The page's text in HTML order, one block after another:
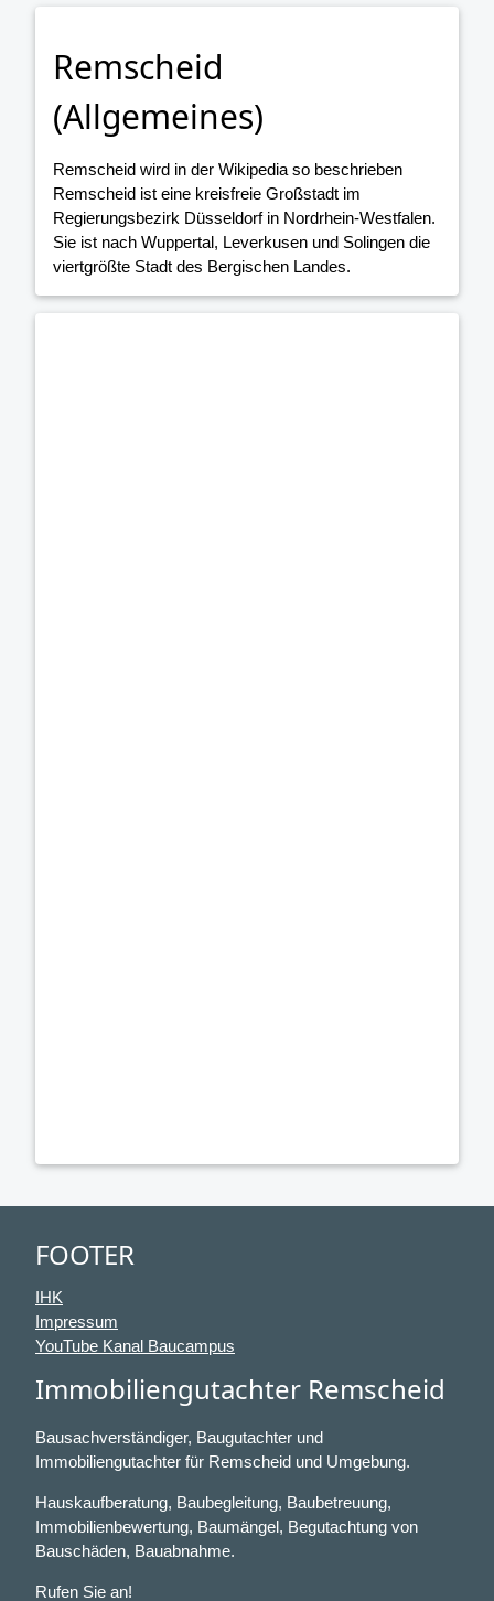
Remscheid
(Allgemeines)
Remscheid wird in der Wikipedia so beschrieben
Remscheid ist eine kreisfreie Großstadt im
Regierungsbezirk Düsseldorf in Nordrhein-Westfalen.
Sie ist nach Wuppertal, Leverkusen und Solingen die
viertgrößte Stadt des Bergischen Landes.
FOOTER
IHK
Impressum
YouTube Kanal Baucampus
Immobiliengutachter Remscheid
Bausachverständiger, Baugutachter und
Immobiliengutachter für Remscheid und Umgebung.
Hauskaufberatung, Baubegleitung, Baubetreuung,
Immobilienbewertung, Baumängel, Begutachtung von
Bauschäden, Bauabnahme.
Rufen Sie an!